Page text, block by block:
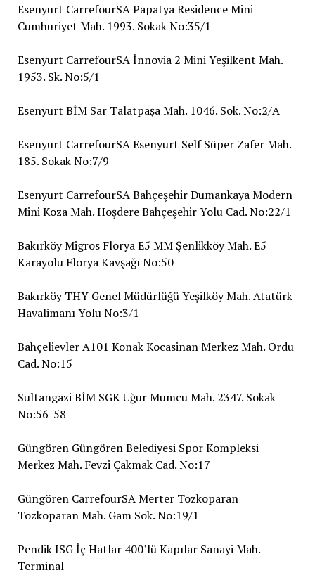
Esenyurt CarrefourSA Papatya Residence Mini
Cumhuriyet Mah. 1993. Sokak No:35/1
Esenyurt CarrefourSA İnnovia 2 Mini Yeşilkent Mah.
1953. Sk. No:5/1
Esenyurt BİM Sar Talatpaşa Mah. 1046. Sok. No:2/A
Esenyurt CarrefourSA Esenyurt Self Süper Zafer Mah.
185. Sokak No:7/9
Esenyurt CarrefourSA Bahçeşehir Dumankaya Modern
Mini Koza Mah. Hoşdere Bahçeşehir Yolu Cad. No:22/1
Bakırköy Migros Florya E5 MM Şenlikköy Mah. E5
Karayolu Florya Kavşağı No:50
Bakırköy THY Genel Müdürlüğü Yeşilköy Mah. Atatürk
Havalimanı Yolu No:3/1
Bahçelievler A101 Konak Kocasinan Merkez Mah. Ordu
Cad. No:15
Sultangazi BİM SGK Uğur Mumcu Mah. 2347. Sokak
No:56-58
Güngören Güngören Belediyesi Spor Kompleksi
Merkez Mah. Fevzi Çakmak Cad. No:17
Güngören CarrefourSA Merter Tozkoparan
Tozkoparan Mah. Gam Sok. No:19/1
Pendik ISG İç Hatlar 400’lü Kapılar Sanayi Mah.
Terminal